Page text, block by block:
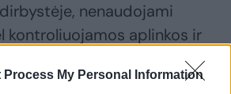
Process My Personal Information
nenaudojami
kontroliuojamos aplinkos ir
grandinės sumažėja ir
rizika.